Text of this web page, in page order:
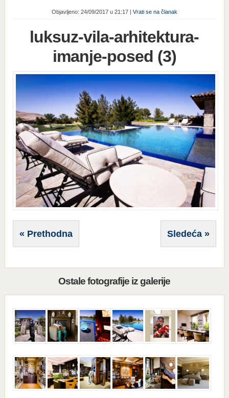
Objavljeno: 24/09/2017 u 21:17 | Vrati se na članak
luksuz-vila-arhitektura-
imanje-posed (3)
« Prethodna Sledeća »
Ostale fotografije iz galerije